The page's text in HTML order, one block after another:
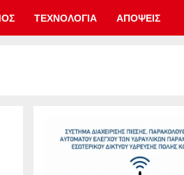
ΤΕΧΝΟΛΟΓΙΑ ΑΠΟΨΕΙΣ